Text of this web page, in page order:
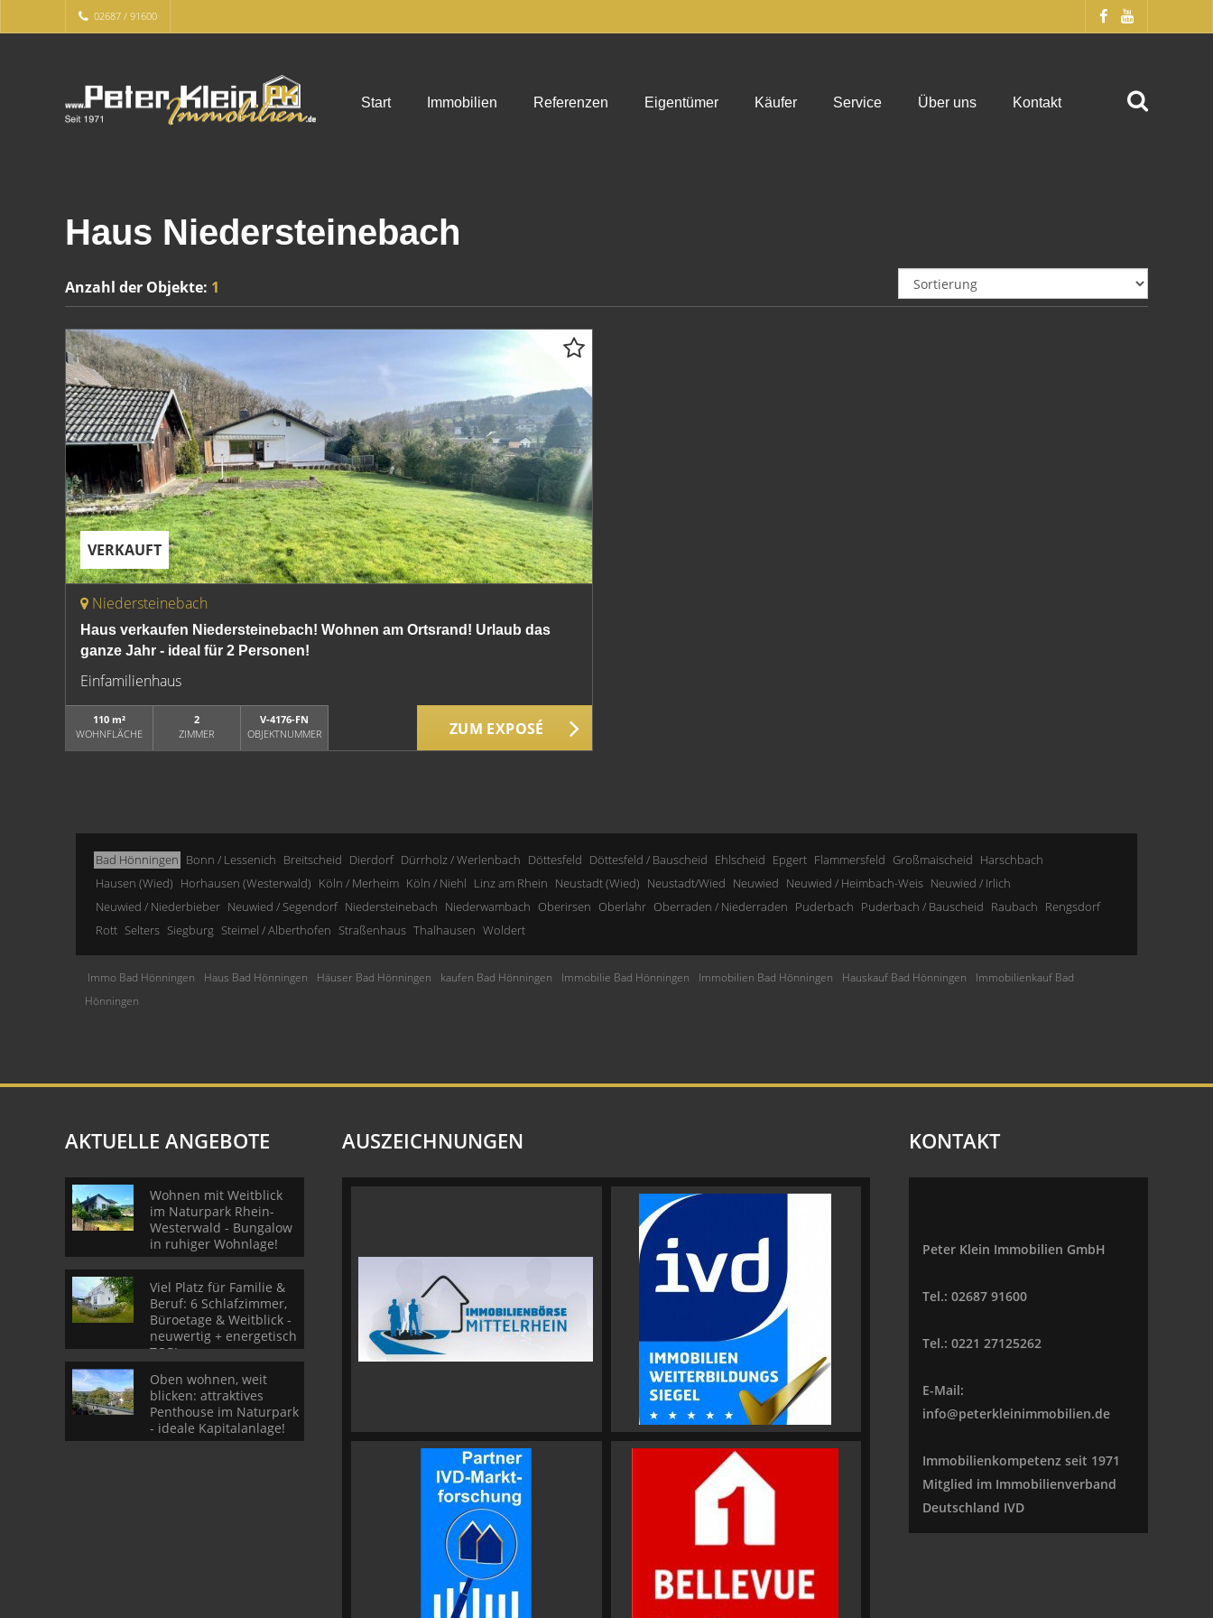
02687 / 91600
Start Immobilien Referenzen Eigentümer Käufer Service Über uns Kontakt
Haus Niedersteinebach
Anzahl der Objekte: 1
VERKAUFT
Niedersteinebach
Haus verkaufen Niedersteinebach! Wohnen am Ortsrand! Urlaub das
ganze Jahr - ideal für 2 Personen!
Einfamilienhaus
110 m²
WOHNFLÄCHE
2
ZIMMER
V-4176-FN
OBJEKTNUMMER
ZUM EXPOSÉ
Bad Hönningen Bonn / Lessenich Breitscheid Dierdorf Dürrholz / Werlenbach Döttesfeld Döttesfeld / Bauscheid Ehlscheid Epgert Flammersfeld Großmaischeid Harschbach
Hausen (Wied) Horhausen (Westerwald) Köln / Merheim Köln / Niehl Linz am Rhein Neustadt (Wied) Neustadt/Wied Neuwied Neuwied / Heimbach-Weis Neuwied / Irlich
Neuwied / Niederbieber Neuwied / Segendorf Niedersteinebach Niederwambach Oberirsen Oberlahr Oberraden / Niederraden Puderbach Puderbach / Bauscheid Raubach Rengsdorf
Rott Selters Siegburg Steimel / Alberthofen Straßenhaus Thalhausen Woldert
Immo Bad Hönningen Haus Bad Hönningen Häuser Bad Hönningen kaufen Bad Hönningen Immobilie Bad Hönningen Immobilien Bad Hönningen Hauskauf Bad Hönningen
Immobilienkauf Bad
Hönningen
AKTUELLE ANGEBOTE
Wohnen mit Weitblick
im Naturpark Rhein-
Westerwald - Bungalow
in ruhiger Wohnlage!
Viel Platz für Familie &
Beruf: 6 Schlafzimmer,
Büroetage & Weitblick -
neuwertig + energetisch
TOP!
Oben wohnen, weit
blicken: attraktives
Penthouse im Naturpark
- ideale Kapitalanlage!
AUSZEICHNUNGEN KONTAKT
Peter Klein Immobilien GmbH
Tel.: 02687 91600
Tel.: 0221 27125262
E-Mail:
info@peterkleinimmobilien.de
Immobilienkompetenz seit 1971
Mitglied im Immobilienverband
Deutschland IVD